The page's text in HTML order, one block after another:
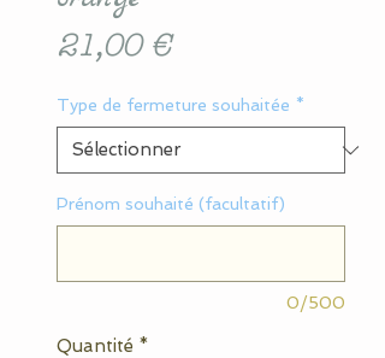
21,00 €Prix
Type de fermeture souhaitée *
Prénom souhaité (facultatif)
0/500
Quantité *